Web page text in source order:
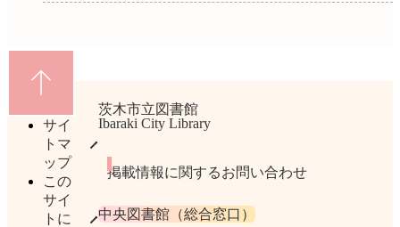
サイ
トマ
ップ
この
サイ
トに
茨木市立図書館
Ibaraki City Library
掲載情報に関するお問い合わせ
中央図書館（総合窓口）